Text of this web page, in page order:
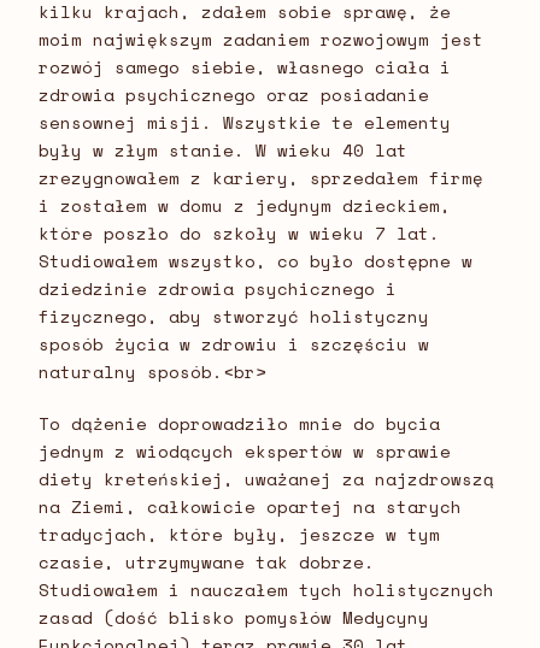
kilku krajach, zdałem sobie sprawę, że
moim największym zadaniem rozwojowym jest
rozwój samego siebie, własnego ciała i
zdrowia psychicznego oraz posiadanie
sensownej misji. Wszystkie te elementy
były w złym stanie. W wieku 40 lat
zrezygnowałem z kariery, sprzedałem firmę
i zostałem w domu z jedynym dzieckiem,
które poszło do szkoły w wieku 7 lat.
Studiowałem wszystko, co było dostępne w
dziedzinie zdrowia psychicznego i
fizycznego, aby stworzyć holistyczny
sposób życia w zdrowiu i szczęściu w
naturalny sposób.<br>
To dążenie doprowadziło mnie do bycia
jednym z wiodących ekspertów w sprawie
diety kreteńskiej, uważanej za najzdrowszą
na Ziemi, całkowicie opartej na starych
tradycjach, które były, jeszcze w tym
czasie, utrzymywane tak dobrze.
Studiowałem i nauczałem tych holistycznych
zasad (dość blisko pomysłów Medycyny